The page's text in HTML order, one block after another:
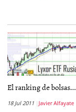
El ranking de bolsas...
18 Jul 2011 Javier Alfayate